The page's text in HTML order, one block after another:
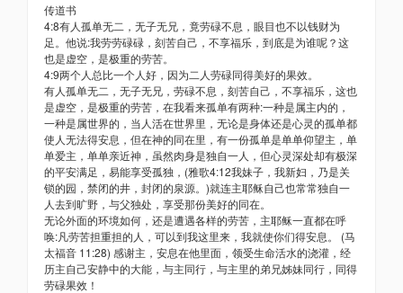
传道书
4:8有人孤单无二，无子无兄，竟劳碌不息，眼目也不以钱财为
足。他说:我劳劳碌碌，刻苦自己，不享福乐，到底是为谁呢？这
也是虚空，是极重的劳苦。
4:9两个人总比一个人好，因为二人劳碌同得美好的果效。
有人孤单无二，无子无兄，劳碌不息，刻苦自己，不享福乐，这也
是虚空，是极重的劳苦，在我看来孤单有两种:一种是属主内的，
一种是属世界的，当人活在世界里，无论是身体还是心灵的孤单都
使人无法得安息，但在神的同在里，有一份孤单是单单仰望主，单
单爱主，单单亲近神，虽然肉身是独自一人，但心灵深处却有极深
的平安满足，易能享受孤独，(雅歌4:12我妹子，我新妇，乃是关
锁的园，禁闭的井，封闭的泉源。)就连主耶稣自己也常常独自一
人去到旷野，与父独处，享受那份美好的同在。
无论外面的环境如何，还是遭遇各样的劳苦，主耶稣一直都在呼
唤:凡劳苦担重担的人，可以到我这里来，我就使你们得安息。 (马
太福音 11:28) 感谢主，安息在他里面，领受生命活水的浇灌，经
历主自己安静中的大能，与主同行，与主里的弟兄姊妹同行，同得
劳碌果效！